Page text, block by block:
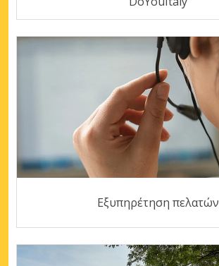
Εξυπηρέτηση πελατών